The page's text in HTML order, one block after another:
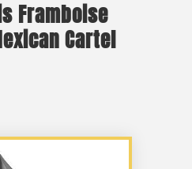
Framboise
Cartel